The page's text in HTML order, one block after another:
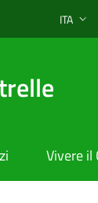
Lingua
ITA
Vivere il